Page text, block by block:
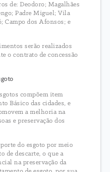
de: Deodoro; Magalhães
Padre Miguel; Vila
Campo dos Afonsos; e
serão realizados
o contrato de concessão
compõem item
Básico das cidades, e
a melhoria na
e preservação dos
do esgoto por meio
de descarte, o que a
na preservação da